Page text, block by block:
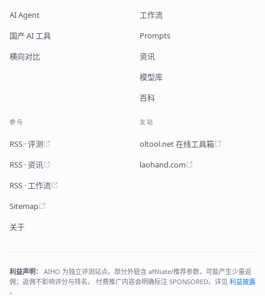
AI Agent
国产 AI 工具
横向对比
工作流
Prompts
资讯
模型库
百科
参与
RSS · 评测
RSS · 资讯
RSS · 工作流
Sitemap
关于
友站
oltool.net 在线工具箱
laohand.com
利益声明：
AIHO 为独立评测站点。部分外链含 affiliate/推荐参数，可能产生少量返
佣；返佣不影响评分与排名。 付费推广内容会明确标注 SPONSORED。详见 利益披露
。